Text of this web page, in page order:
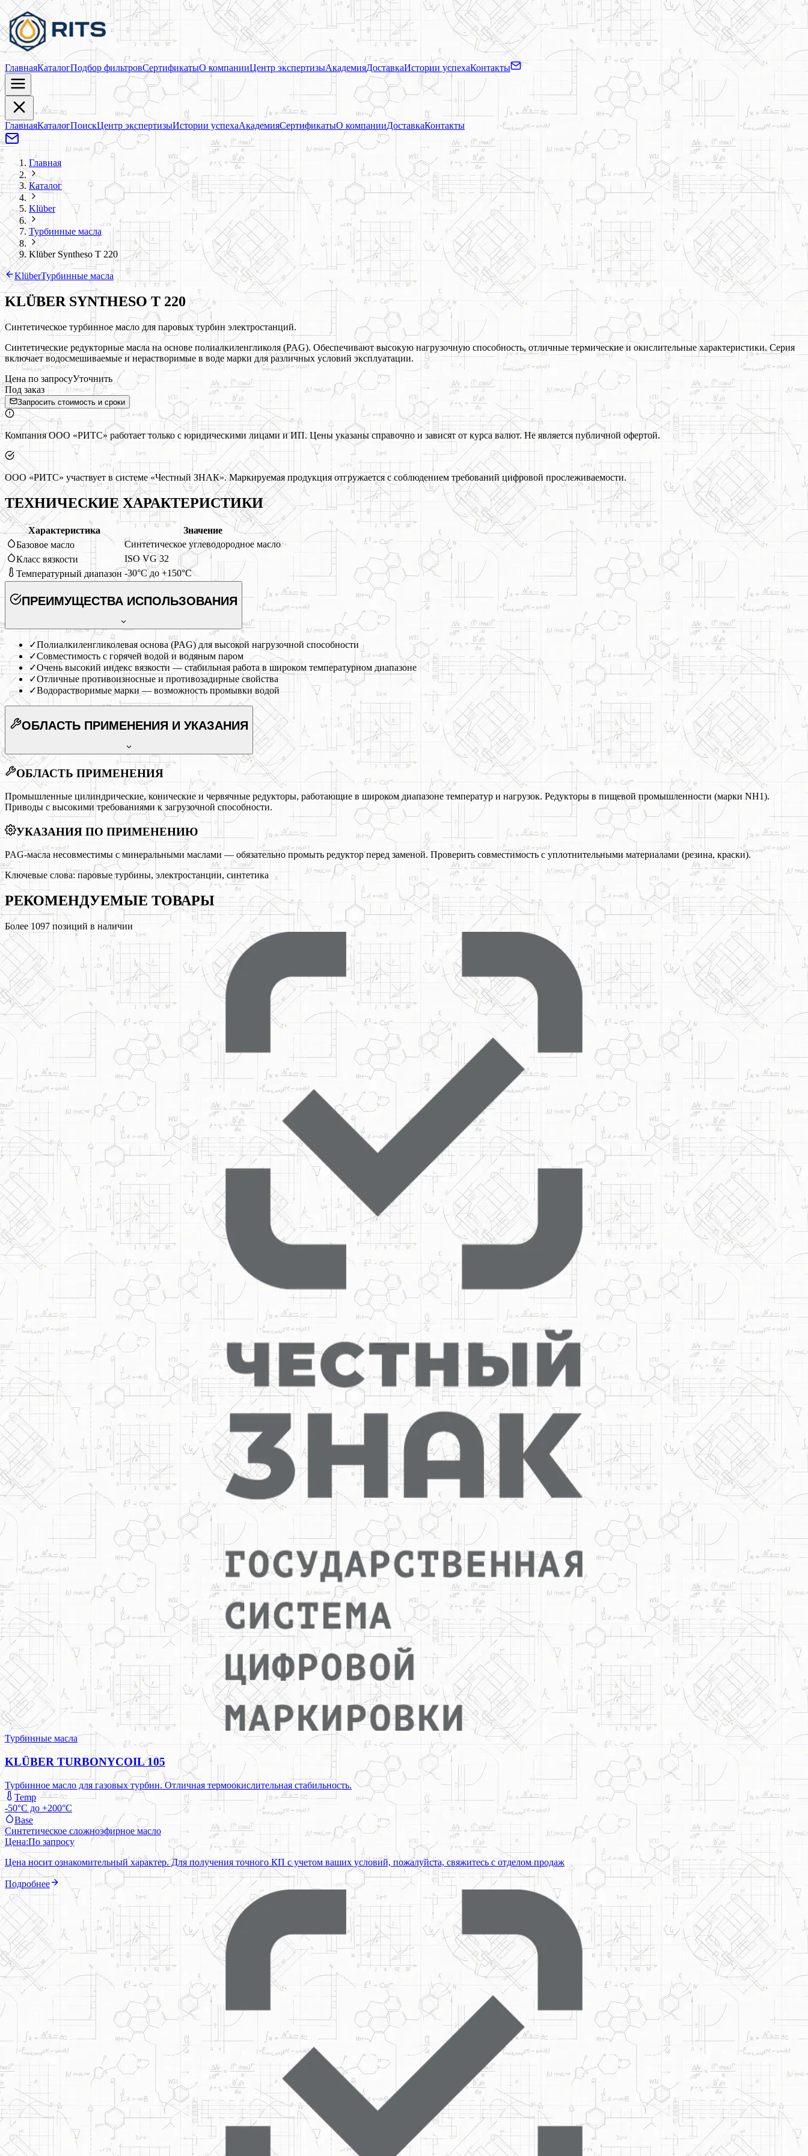
ГлавнаяКаталогПодбор фильтровСертификатыО компанииЦентр экспертизыАкадемияДоставкаИстории успехаКонтакты
ГлавнаяКаталогПоискЦентр экспертизыИстории успехаАкадемияСертификатыО компанииДоставкаКонтакты
Главная
Каталог
Klüber
Турбинные масла
Klüber Syntheso T 220
KlüberТурбинные масла
KLÜBER SYNTHESO T 220
Синтетическое турбинное масло для паровых турбин электростанций.
Синтетические редукторные масла на основе полиалкиленгликоля (PAG). Обеспечивают высокую нагрузочную способность, отличные термические и окислительные характеристики. Серия
включает водосмешиваемые и нерастворимые в воде марки для различных условий эксплуатации.
Цена по запросуУточнить
Под заказ
Запросить стоимость и сроки
Компания ООО «РИТС» работает только с юридическими лицами и ИП. Цены указаны справочно и зависят от курса валют. Не является публичной офертой.
ООО «РИТС» участвует в системе «Честный ЗНАК». Маркируемая продукция отгружается с соблюдением требований цифровой прослеживаемости.
ТЕХНИЧЕСКИЕ ХАРАКТЕРИСТИКИ
Характеристика
Значение
Базовое масло
Синтетическое углеводородное масло
Класс вязкости
ISO VG 32
Температурный диапазон -30°C до +150°C
ПРЕИМУЩЕСТВА ИСПОЛЬЗОВАНИЯ
✓Полиалкиленгликолевая основа (PAG) для высокой нагрузочной способности
✓Совместимость с горячей водой и водяным паром
✓Очень высокий индекс вязкости — стабильная работа в широком температурном диапазоне
✓Отличные противоизносные и противозадирные свойства
✓Водорастворимые марки — возможность промывки водой
ОБЛАСТЬ ПРИМЕНЕНИЯ И УКАЗАНИЯ
ОБЛАСТЬ ПРИМЕНЕНИЯ
Промышленные цилиндрические, конические и червячные редукторы, работающие в широком диапазоне температур и нагрузок. Редукторы в пищевой промышленности (марки NH1).
Приводы с высокими требованиями к загрузочной способности.
УКАЗАНИЯ ПО ПРИМЕНЕНИЮ
PAG-масла несовместимы с минеральными маслами — обязательно промыть редуктор перед заменой. Проверить совместимость с уплотнительными материалами (резина, краски).
Ключевые слова:паровые турбины, электростанции, синтетика
РЕКОМЕНДУЕМЫЕ ТОВАРЫ
Более 1097 позиций в наличии
Турбинные масла
KLÜBER TURBONYCOIL 105
Турбинное масло для газовых турбин. Отличная термоокислительная стабильность.
Temp
-50°C до +200°C
Base
Синтетическое сложноэфирное масло
Цена:По запросу
Цена носит ознакомительный характер. Для получения точного КП с учетом ваших условий, пожалуйста, свяжитесь с отделом продаж
Подробнее